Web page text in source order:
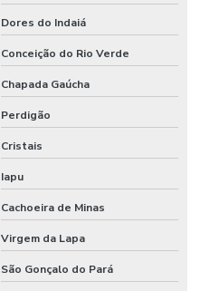
Dores do Indaiá
Conceição do Rio Verde
Chapada Gaúcha
Perdigão
Cristais
Iapu
Cachoeira de Minas
Virgem da Lapa
São Gonçalo do Pará